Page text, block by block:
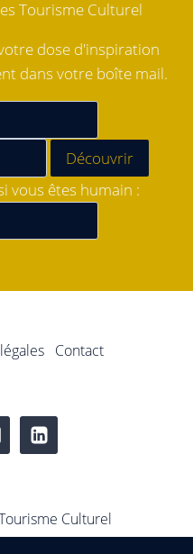
Tourisme Culturel
dose d'inspiration
dans votre boîte mail.
vous êtes humain :
Contact
Culturel